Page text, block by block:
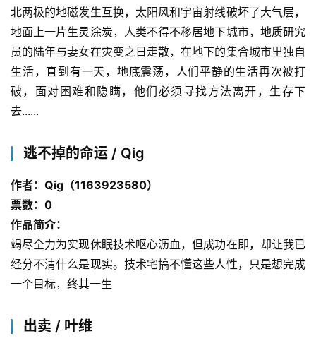
北两极的地磁发生互换，太阳风和宇宙射线破坏了大气层，
地面上一片生灵涂炭，人类不得不移居地下城市，地质研究
员的陆年与妻女在灾变之日走散，在地下的集合城市里独自
生活，直到有一天，地底震荡，人们平静的生活再次被打
破，面对困难和隐瞒，他们必须寻找方法离开，生存下
去......
逃不掉的命运 / Qig
作者：Qig（1163923580）
票数：0
作品简介：
竭尽全力为实现休眠技术呕心沥血，但成功在即，却让我已
经分不清什么是现实。技术宅搞不懂这些人性，只是想完成
一个目标，终其一生
出卖 / 叶维